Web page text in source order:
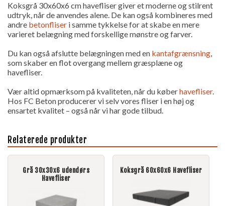
Koksgrå 30x60x6 cm havefliser giver et moderne og stilrent
udtryk, når de anvendes alene. De kan også kombineres med
andre betonfliser i samme tykkelse for at skabe en mere
varieret belægning med forskellige mønstre og farver.
Du kan også afslutte belægningen med en kantafgrænsning,
som skaber en flot overgang mellem græsplæne og
havefliser.
Vær altid opmærksom på kvaliteten, når du køberhavefliser.
Hos FC Beton producerer vi selv vores fliser i en høj og
ensartet kvalitet – også når vi har gode tilbud.
Relaterede produkter
Grå 30x30x6 udendørs
Havefliser
Koksgrå 60x60x6 Havefliser